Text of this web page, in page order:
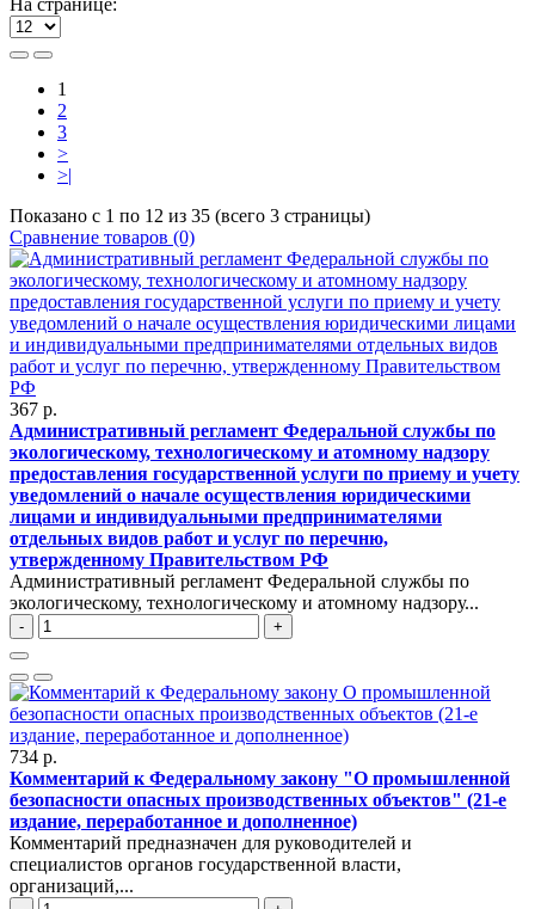
1
2
3
>
>|
Показано с 1 по 12 из 35 (всего 3 страницы)
Сравнение товаров (0)
367 р.
Административный регламент Федеральной службы по
экологическому, технологическому и атомному надзору
предоставления государственной услуги по приему и учету
уведомлений о начале осуществления юридическими
лицами и индивидуальными предпринимателями
отдельных видов работ и услуг по перечню,
утвержденному Правительством РФ
Административный регламент Федеральной службы по
экологическому, технологическому и атомному надзору...
- +
734 р.
Комментарий к Федеральному закону "О промышленной
безопасности опасных производственных объектов" (21-е
издание, переработанное и дополненное)
Комментарий предназначен для руководителей и
специалистов органов государственной власти,
организаций,...